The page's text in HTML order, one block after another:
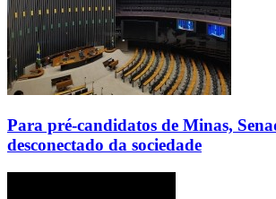
Para pré-candidatos de Minas,
desconectado da sociedade